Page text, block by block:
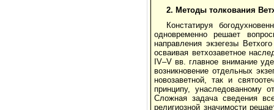
2. Методы толкования
Констатируя
одновременно решает
направления экзегезы
осваивая ветхозаветное
IV–V вв. главное внимание
возникновение отдельных
новозаветной, так и
принципу, унаследованному
Сложная задача сведения
религиозной значимости